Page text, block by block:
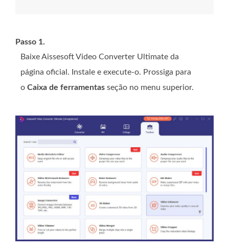
Passo 1.
Baixe Aissesoft Video Converter Ultimate da
página oficial. Instale e execute-o. Prossiga para
o Caixa de ferramentas seção no menu superior.